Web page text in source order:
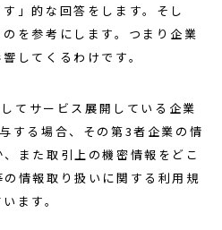
」的な回答をします。そし
を参考にします。つまり企業
してくるわけです。
てサービス展開している企業
する場合、その第3者企業の情
また取引上の機密情報をどこ
情報取り扱いに関する利用規
ます。